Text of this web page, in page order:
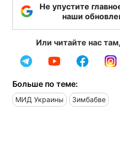
Не упустите
наши
Или читайте нас
Больше по теме:
МИД Украины Зимбабве